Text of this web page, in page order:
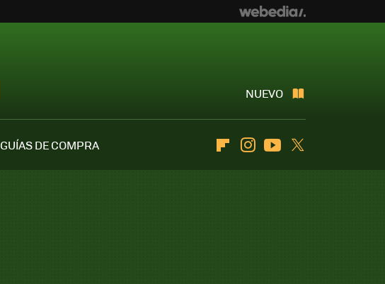
NUEVO
GUÍAS DE COMPRA
FlipboardInstagramYoutube